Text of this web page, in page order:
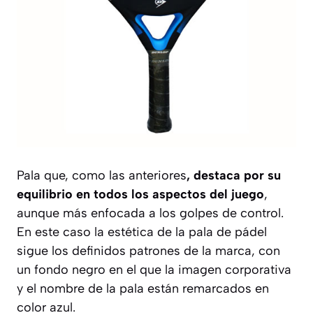
Pala que, como las anteriores, destaca por su
equilibrio en todos los aspectos del juego,
aunque más enfocada a los golpes de control.
En este caso la estética de la pala de pádel
sigue los definidos patrones de la marca, con
un fondo negro en el que la imagen corporativa
y el nombre de la pala están remarcados en
color azul.